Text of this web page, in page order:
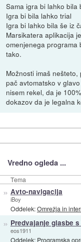
Sama igra bi lahko bila
Igra bi bila lahko trial
Igra bi lahko bila še iz
Marsikatera aplikacija
omenjenega programa
tako.
Možnosti imaš
pač avtomatsko v
nisem rekel, da je
dokazov da je legalna
Vredno ogleda ...
Tema
» Avto-navigacija
iBoy
Oddelek:Omrežja in
» Predvajanje glasbe
eos1911
Oddelek: Programska